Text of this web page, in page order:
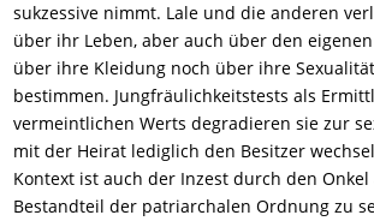
sukzessive nimmt. Lale und die anderen
über ihr Leben, aber auch über den
über ihre Kleidung noch über ihre
bestimmen. Jungfräulichkeitstests als
vermeintlichen Werts degradieren sie zur
mit der Heirat lediglich den Besitzer
Kontext ist auch der Inzest durch den
Bestandteil der patriarchalen Ordnung zu